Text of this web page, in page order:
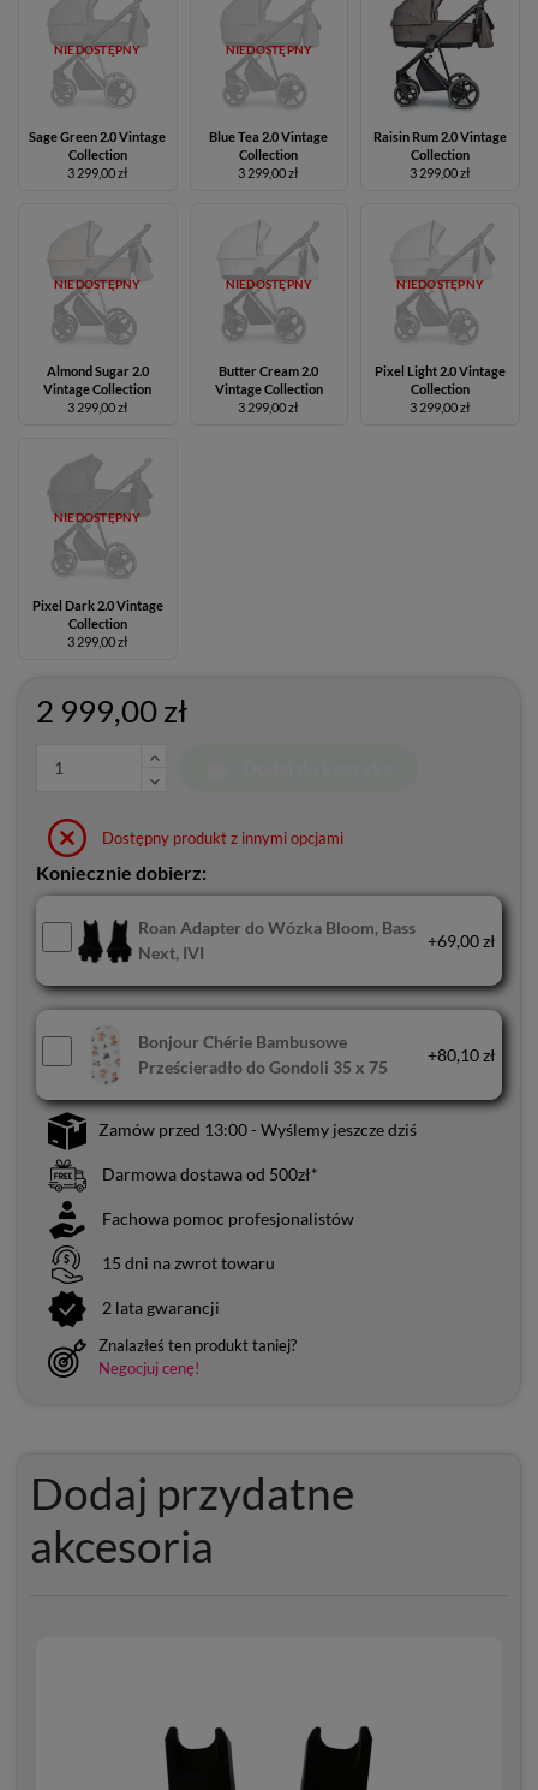
NIEDOSTĘPNY
Sage Green 2.0 Vintage
Collection
3 299,00 zł
NIEDOSTĘPNY
Blue Tea 2.0 Vintage
Collection
3 299,00 zł
Raisin Rum 2.0 Vintage
Collection
3 299,00 zł
NIEDOSTĘPNY
Almond Sugar 2.0
Vintage Collection
3 299,00 zł
NIEDOSTĘPNY
Butter Cream 2.0
Vintage Collection
3 299,00 zł
NIEDOSTĘPNY
Pixel Light 2.0 Vintage
Collection
3 299,00 zł
NIEDOSTĘPNY
Pixel Dark 2.0 Vintage
Collection
3 299,00 zł
2 999,00 zł
Dostępny produkt z innymi opcjami
Koniecznie dobierz:
Roan Adapter do Wózka Bloom, Bass
Next, IVI
+69,00 zł
Bonjour Chérie Bambusowe
Prześcieradło do Gondoli 35 x 75
+80,10 zł
Zamów przed 13:00 - Wyślemy jeszcze dziś
Darmowa dostawa od 500zł*
Fachowa pomoc profesjonalistów
15 dni na zwrot towaru
2 lata gwarancji
Znalazłeś ten produkt taniej?
Negocjuj cenę!
Dodaj przydatne
akcesoria